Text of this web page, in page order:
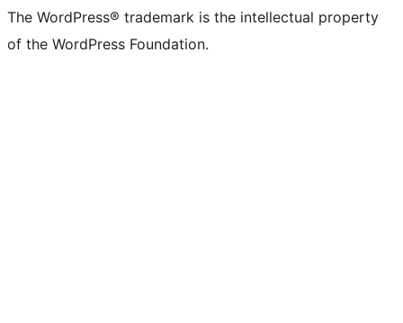
The WordPress® trademark is the intellectual property
of the WordPress Foundation.